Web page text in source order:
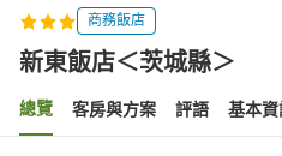
商務飯店
新東飯店＜茨城縣＞
總覽 客房與方案 評語 基本資